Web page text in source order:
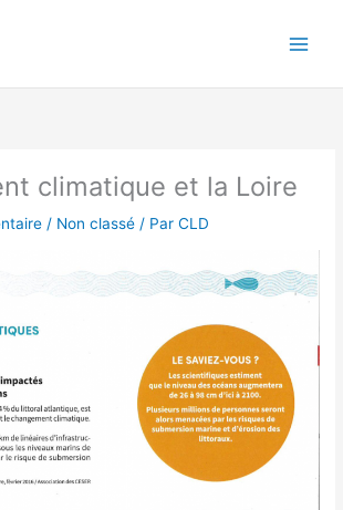
climatique et la Loire
/ Non classé / ParCLD